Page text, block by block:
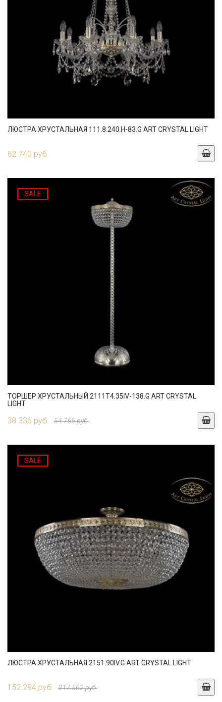
ЛЮСТРА ХРУСТАЛЬНАЯ 111.8.240.H-83.G ART CRYSTAL LIGHT
62 740 руб.
SALE
ТОРШЕР ХРУСТАЛЬНЫЙ 2111T4.35IV-138.G ART CRYSTAL
LIGHT
38 336 руб. 54 765 руб.
SALE
ЛЮСТРА ХРУСТАЛЬНАЯ 2151.90IV.G ART CRYSTAL LIGHT
152 294 руб. 217 562 руб.